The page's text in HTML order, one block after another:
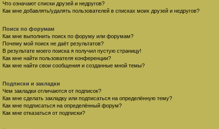
Что означают списки друзей и недругов?
Как мне добавлять/удалять пользователей в списках моих друзей и недругов?
Поиск по форумам
Как мне выполнить поиск по форуму или форумам?
Почему мой поиск не даёт результатов?
В результате моего поиска я получил пустую страницу!
Как мне найти пользователя конференции?
Как мне найти свои сообщения и созданные мной темы?
Подписки и закладки
Чем закладки отличаются от подписок?
Как мне сделать закладку или подписаться на определённую тему?
Как мне подписаться на определённый форум?
Как мне отказаться от подписки?